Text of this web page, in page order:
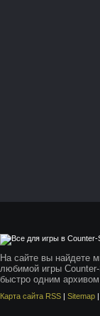
На сайте вы найдете
любимой игры
быстро одним
Карта сайта RSS | Sitemap |